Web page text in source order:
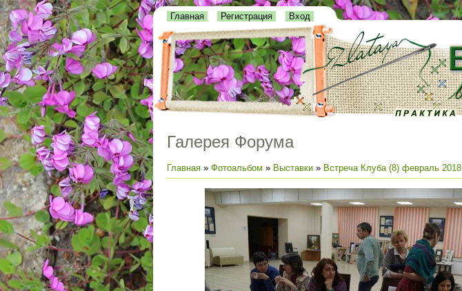
Главная Регистрация Вход
Галерея Форума
Главная » Фотоальбом » Выставки » Встреча Клуба (8) февраль 2018